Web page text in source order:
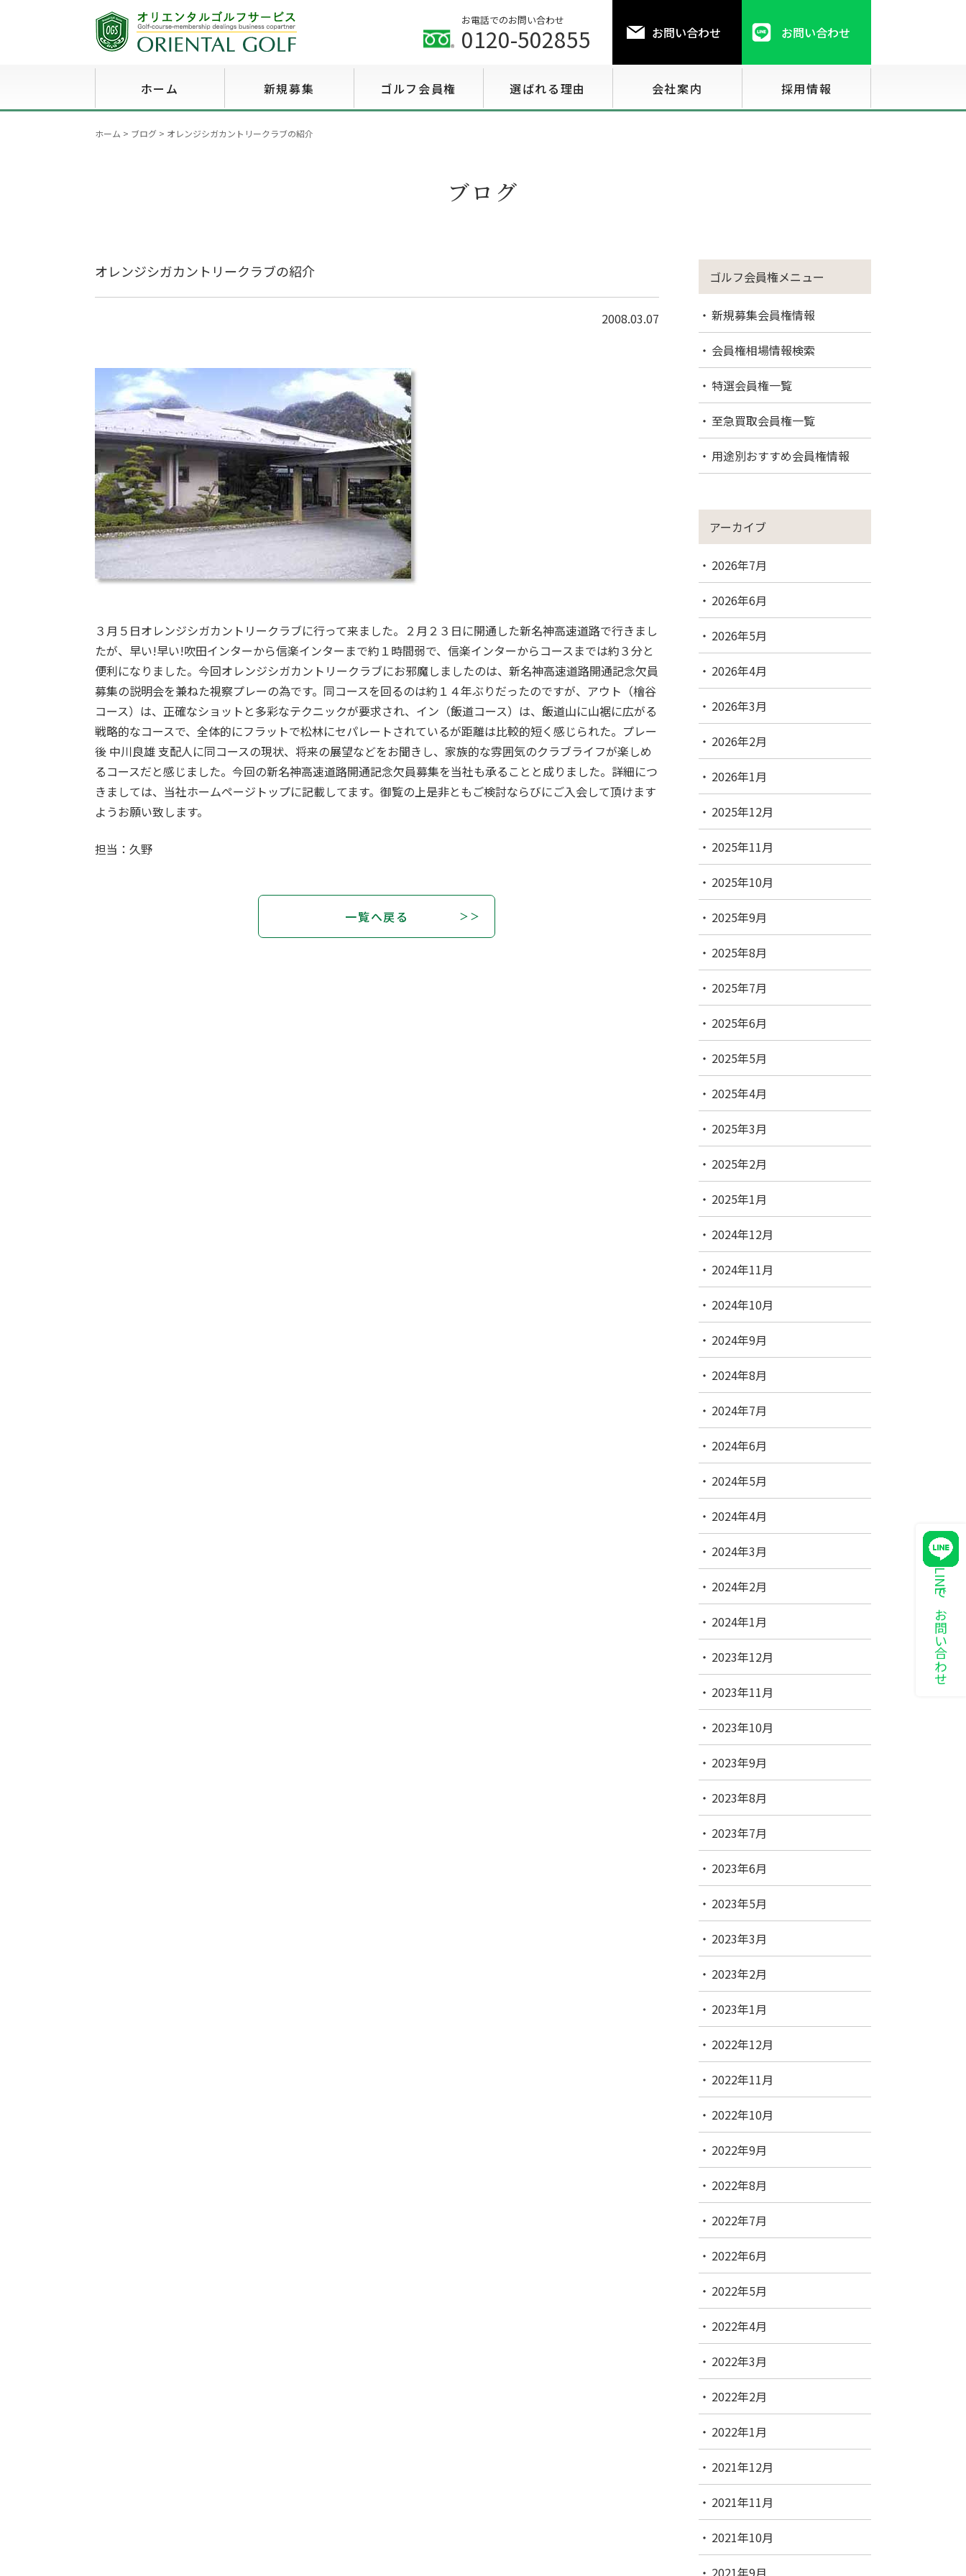
お電話でのお問い合わせ
0120-502855 お問い合わせ お問い合わせ
ホーム 新規募集 ゴルフ会員権
至急買い会員権情報
選ばれる理由 会社案内 採用情報
LINEでお問い合わせ
ホーム > ブログ > オレンジシガカントリークラブの紹介
ブログ
オレンジシガカントリークラブの紹介
2008.03.07
３月５日オレンジシガカントリークラブに行って来ました。２月２３日に開通した新名神高速道路で行きまし
たが、早い!早い!吹田インターから信楽インターまで約１時間弱で、信楽インターからコースまでは約３分と
便利になりました。今回オレンジシガカントリークラブにお邪魔しましたのは、新名神高速道路開通記念欠員
募集の説明会を兼ねた視察プレーの為です。同コースを回るのは約１４年ぶりだったのですが、アウト（檜谷
コース）は、正確なショットと多彩なテクニックが要求され、イン（飯道コース）は、飯道山に山裾に広がる
戦略的なコースで、全体的にフラットで松林にセパレートされているが距離は比較的短く感じられた。プレー
後 中川良雄 支配人に同コースの現状、将来の展望などをお聞きし、家族的な雰囲気のクラブライフが楽しめ
るコースだと感じました。今回の新名神高速道路開通記念欠員募集を当社も承ることと成りました。詳細につ
きましては、 当社ホームページトップに記載してます。御覧の上是非ともご検討ならびにご入会して頂けます
ようお願い致します。
担当：久野
一覧へ戻る
ゴルフ会員権メニュー
新規募集会員権情報
会員権相場情報検索
特選会員権一覧
至急買取会員権一覧
用途別おすすめ会員権情報
アーカイブ
2026年7月
2026年6月
2026年5月
2026年4月
2026年3月
2026年2月
2026年1月
2025年12月
2025年11月
2025年10月
2025年9月
2025年8月
2025年7月
2025年6月
2025年5月
2025年4月
2025年3月
2025年2月
2025年1月
2024年12月
2024年11月
2024年10月
2024年9月
2024年8月
2024年7月
2024年6月
2024年5月
2024年4月
2024年3月
2024年2月
2024年1月
2023年12月
2023年11月
2023年10月
2023年9月
2023年8月
2023年7月
2023年6月
2023年5月
2023年3月
2023年2月
2023年1月
2022年12月
2022年11月
2022年10月
2022年9月
2022年8月
2022年7月
2022年6月
2022年5月
2022年4月
2022年3月
2022年2月
2022年1月
2021年12月
2021年11月
2021年10月
2021年9月